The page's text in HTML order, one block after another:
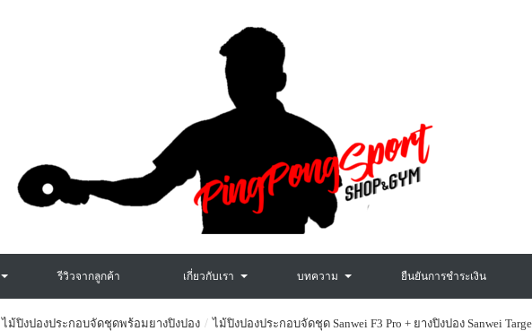
รีวิวจากลูกค้า เกี่ยวกับเรา บทความ ยืนยันการชำระเงิน
ไม้ปิงปองประกอบจัดชุดพร้อมยางปิงปอง ไม้ปิงปองประกอบจัดชุด Sanwei F3 Pro + ยางปิงปอง Sanwei